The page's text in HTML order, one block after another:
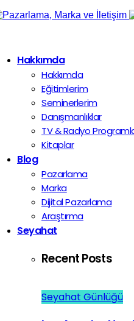
Hakkımda
Hakkımda
Eğitimlerim
Seminerlerim
Danışmanlıklar
TV & Radyo
Kitaplar
Blog
Pazarlama
Marka
Dijital Pazarlama
Araştırma
Seyahat
Recent Posts
Seyahat Günlüğü